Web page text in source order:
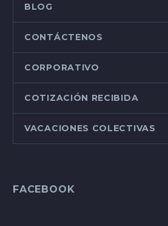
BLOG
CONTÁCTENOS
CORPORATIVO
COTIZACIÓN RECIBIDA
VACACIONES COLECTIVAS
FACEBOOK